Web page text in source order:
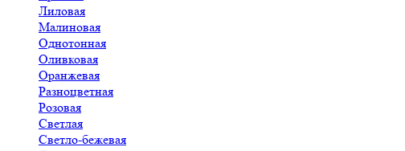
Лиловая
Малиновая
Однотонная
Оливковая
Оранжевая
Разноцветная
Розовая
Светлая
Светло-бежевая